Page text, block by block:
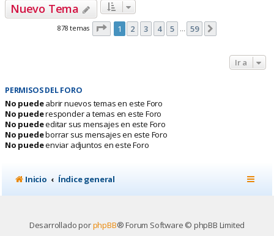
Nuevo Tema
878 temas Página de 59
1 2 3 4 5 … 59
Ir a
PERMISOS DEL FORO
No puedeabrir nuevos temas en este Foro
No puederesponder a temas en este Foro
No puedeeditar sus mensajes en este Foro
No puedeborrar sus mensajes en este Foro
No puedeenviar adjuntos en este Foro
Inicio Índice general
Desarrollado porphpBB® Forum Software © phpBB Limited